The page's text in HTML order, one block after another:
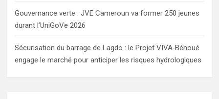
Gouvernance verte : JVE Cameroun va former 250 jeunes
durant l’UniGoVe 2026
Sécurisation du barrage de Lagdo : le Projet VIVA‑Bénoué
engage le marché pour anticiper les risques hydrologiques